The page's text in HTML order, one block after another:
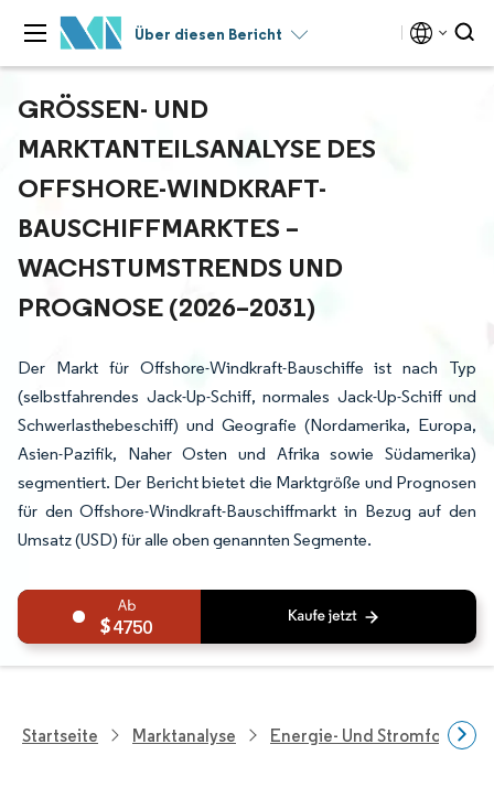
Über diesen Bericht
GRÖSSEN- UND M
ARKTANTEILSANALYSE DES O
FFSHORE-WINDKRAFT-B
AUSCHIFFMARKTES – W
ACHSTUMSTRENDS UND P
ROGNOSE (2026–2031)
Der Markt für Offshore-Windkraft-Bauschiffe ist nach Typ
(selbstfahrendes Jack-Up-Schiff, normales Jack-Up-Schiff und
Schwerlasthebeschiff) und Geografie (Nordamerika, Europa,
Asien-Pazifik, Naher Osten und Afrika sowie Südamerika)
segmentiert. Der Bericht bietet die Marktgröße und Prognosen
für den Offshore-Windkraft-Bauschiffmarkt in Bezug auf den
Umsatz (USD) für alle oben genannten Segmente.
4750
Startseite Marktanalyse Energie- Und